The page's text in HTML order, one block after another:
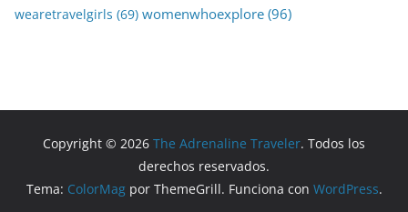
wearetravelgirls (69) womenwhoexplore(96)
Copyright © 2026 The Adrenaline Traveler. Todos los
derechos reservados.
Tema: ColorMagpor ThemeGrill. Funciona con WordPress.